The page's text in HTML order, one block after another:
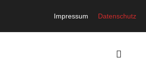
Impressum Datenschutz